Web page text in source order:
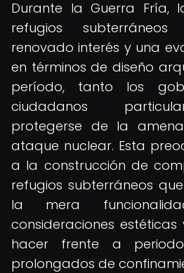
Durante la Guerra Fría,
refugios
renovado interés y una
en términos de diseño
período, tanto los
ciudadanos
protegerse de la
ataque nuclear. Esta
a la construcción de
refugios subterráneos
la mera
consideraciones
hacer frente a
prolongados de